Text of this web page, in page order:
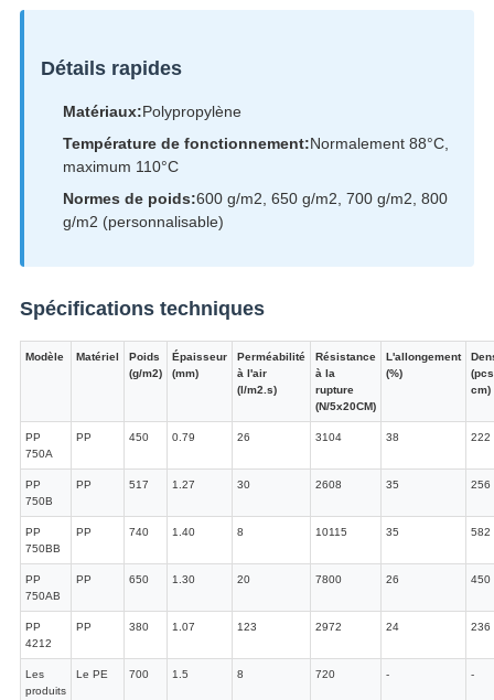
Détails rapides
Matériaux:Polypropylène
Température de fonctionnement:Normalement 88°C,
maximum 110°C
Normes de poids:600 g/m2, 650 g/m2, 700 g/m2, 800
g/m2 (personnalisable)
Spécifications techniques
Modèle Matériel
Poids
(g/m2)
Épaisseur
(mm)
Perméabilité
à l'air
(l/m2.s)
Résistance
à la
rupture
(N/5x20CM)
L'allongement
(%)
cm)
PP
750A
PP 450 0.79 26 3104 38 222
PP
750B
PP 517 1.27 30 2608 35 256
PP
750BB
PP 740 1.40 8 10115 35 582
PP
750AB
PP 650 1.30 20 7800 26 450
PP
4212
PP 380 1.07 123 2972 24 236
Les
produits
Le PE 700 1.5 8 720 - -